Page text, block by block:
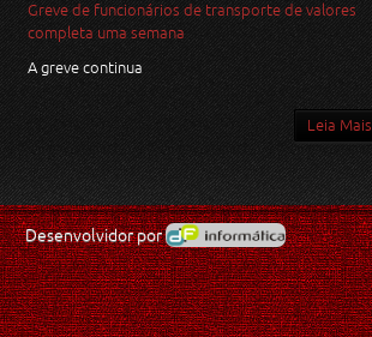
Greve de funcionários de transporte de valores
completa uma semana
A greve continua
Leia Mais
Desenvolvidor por